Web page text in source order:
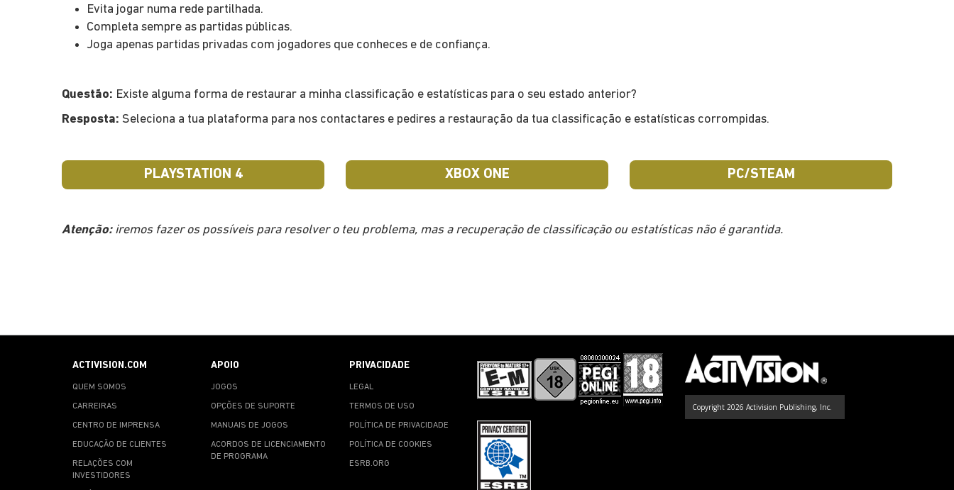
Evita jogar numa rede partilhada.
Completa sempre as partidas públicas.
Joga apenas partidas privadas com jogadores que conheces e de confiança.
Questão: Existe alguma forma de restaurar a minha classificação e estatísticas para o seu estado anterior?
Resposta: Seleciona a tua plataforma para nos contactares e pedires a restauração da tua classificação e estatísticas corrompidas.
PLAYSTATION 4 XBOX ONE PC/STEAM
Atenção:iremos fazer os possíveis para resolver o teu problema, mas a recuperação de classificação ou estatísticas não é garantida.
ACTIVISION.COM
QUEM SOMOS
CARREIRAS
CENTRO DE IMPRENSA
EDUCAÇÃO DE CLIENTES
RELAÇÕES COM
INVESTIDORES
APOIO
JOGOS
OPÇÕES DE SUPORTE
MANUAIS DE JOGOS
ACORDOS DE LICENCIAMENTO
DE PROGRAMA
PRIVACIDADE
LEGAL
TERMOS DE USO
POLÍTICA DE PRIVACIDADE
POLÍTICA DE COOKIES
ESRB.ORG
Copyright 2026 Activision Publishing, Inc.